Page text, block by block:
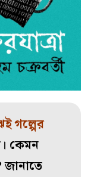
গল্পের
কেমন